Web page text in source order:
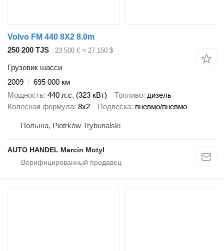
Volvo FM 440 8X2 8.0m
250 200 TJS
23 500 € ≈ 27 150 $
Грузовик шасси
2009
695 000 км
Мощность 440 л.с. (323 кВт) Топливо дизель
Колесная формула 8x2 Подвеска пневмо/пневмо
Польша, Piotrków Trybunalski
AUTO HANDEL Marcin Motyl